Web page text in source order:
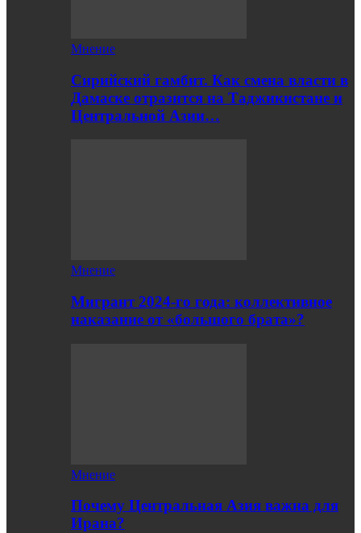
Мнение
Сирийский гамбит. Как смена власти в
Дамаске отразится на Таджикистане и
Центральной Азии…
Мнение
Мигрант 2024-го года: коллективное
наказание от «большого брата»?
Мнение
Почему Центральная Азия важна для
Ирана?